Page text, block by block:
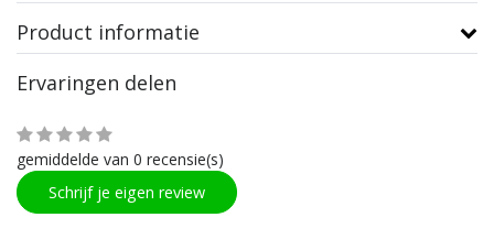
Product informatie
Ervaringen delen
gemiddelde van 0 recensie(s)
Schrijf je eigen review